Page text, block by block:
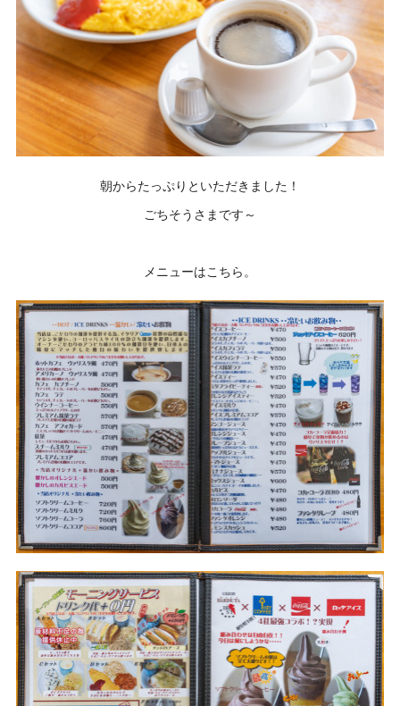
朝からたっぷりといただきました！
ごちそうさまです～
メニューはこちら。